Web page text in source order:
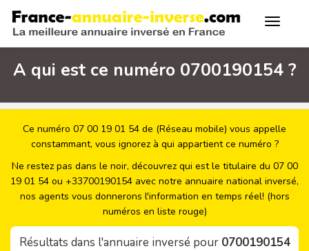
A qui est ce numéro 0700190154 ?
Ce numéro 07 00 19 01 54 de (Réseau mobile) vous appelle
constammant, vous ignorez à qui appartient ce numéro ?
Ne restez pas dans le noir, découvrez qui est le titulaire du 07 00
19 01 54 ou +33700190154 avec notre annuaire national inversé,
nos agents vous donnerons l'information en temps réel! (hors
numéros en liste rouge)
Résultats dans l'annuaire inversé pour 0700190154